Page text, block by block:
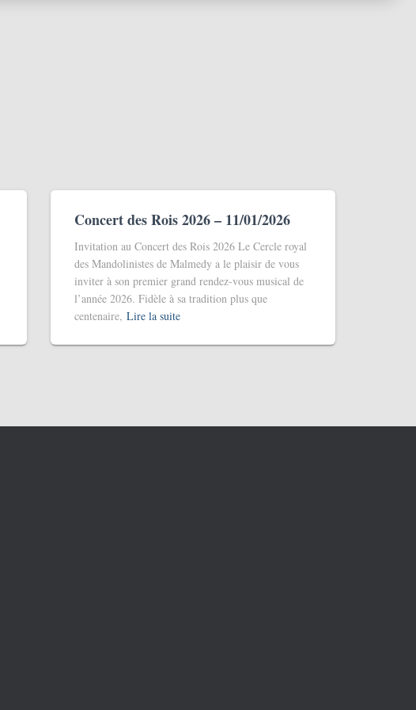
Concert des Rois 2026 – 11/01/2026
Invitation au Concert des Rois 2026 Le Cercle royal
des Mandolinistes de Malmedy a le plaisir de vous
inviter à son premier grand rendez-vous musical de
l’année 2026. Fidèle à sa tradition plus que
centenaire, Lire la suite